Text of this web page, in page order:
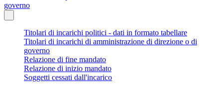
governo
Titolari di incarichi politici - dati in formato tabellare
Titolari di incarichi di amministrazione di direzione o di
governo
Relazione di fine mandato
Relazione di inizio mandato
Soggetti cessati dall'incarico